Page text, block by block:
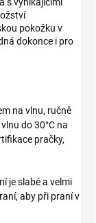
pokožku v
dokonce i pro
na vlnu, ručně
do 30°C na
pračky,
je slabé a velmi
aby při praní v